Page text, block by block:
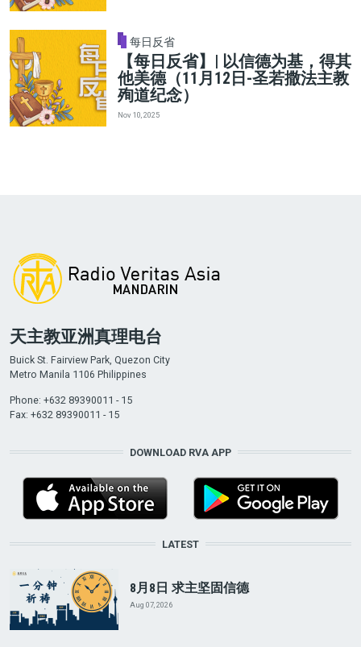
每日反省
【每日反省】| 以信德为基，得其
他美德（11月12日-圣若撒法主教
殉道纪念）
Nov 10, 2025
天主教亚洲真理电台
Buick St. Fairview Park, Quezon City
Metro Manila 1106 Philippines
Phone: +632 89390011 - 15
Fax: +632 89390011 - 15
DOWNLOAD RVA APP
LATEST
8月8日 求主坚固信德
Aug 07, 2026